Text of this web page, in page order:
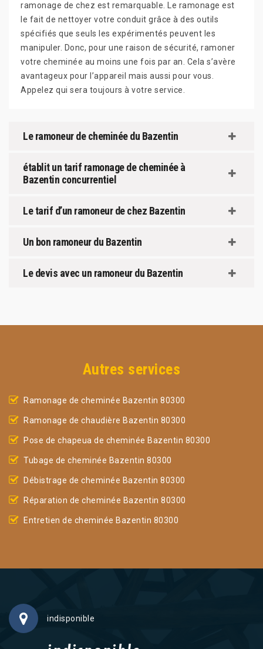
ramonage de chez est remarquable. Le ramonage est
le fait de nettoyer votre conduit grâce à des outils
spécifiés que seuls les expérimentés peuvent les
manipuler. Donc, pour une raison de sécurité, ramoner
votre cheminée au moins une fois par an. Cela s’avère
avantageux pour l’appareil mais aussi pour vous.
Appelez qui sera toujours à votre service.
Le ramoneur de cheminée du Bazentin
établit un tarif ramonage de cheminée à
Bazentin concurrentiel
Le tarif d’un ramoneur de chez Bazentin
Un bon ramoneur du Bazentin
Le devis avec un ramoneur du Bazentin
Autres services
Ramonage de cheminée Bazentin 80300
Ramonage de chaudière Bazentin 80300
Pose de chapeua de cheminée Bazentin 80300
Tubage de cheminée Bazentin 80300
Débistrage de cheminée Bazentin 80300
Réparation de cheminée Bazentin 80300
Entretien de cheminée Bazentin 80300
indisponible